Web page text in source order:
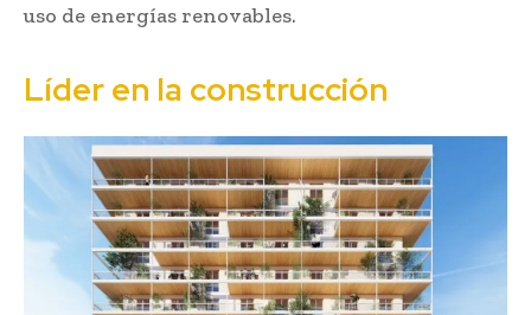
uso de energías renovables.
Líder en la construcción